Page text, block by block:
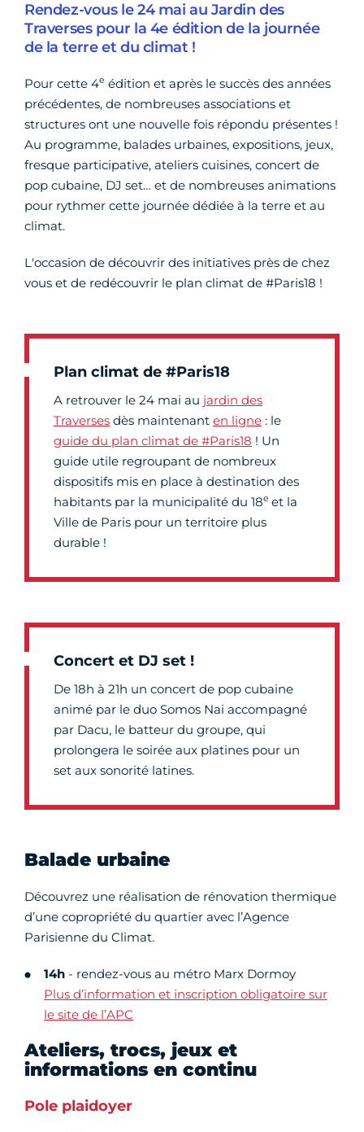
Rendez-vous le 24 mai au Jardin des
Traverses pour la 4e édition de la journée
de la terre et du climat !
Pour cette 4e édition et après le succès des années
précédentes, de nombreuses associations et
structures ont une nouvelle fois répondu présentes !
Au programme, balades urbaines, expositions, jeux,
fresque participative, ateliers cuisines, concert de
pop cubaine, DJ set… et de nombreuses animations
pour rythmer cette journée dédiée à la terre et au
climat.
L'occasion de découvrir des initiatives près de chez
vous et de redécouvrir le plan climat de #Paris18 !
Plan climat de #Paris18
A retrouver le 24 mai au jardin des
Traverses dès maintenant en ligne : le
guide du plan climat de #Paris18 ! Un
guide utile regroupant de nombreux
dispositifs mis en place à destination des
habitants par la municipalité du 18e et la
Ville de Paris pour un territoire plus
durable !
Concert et DJ set !
De 18h à 21h un concert de pop cubaine
animé par le duo Somos Nai accompagné
par Dacu, le batteur du groupe, qui
prolongera le soirée aux platines pour un
set aux sonorité latines.
Balade urbaine
Découvrez une réalisation de rénovation thermique
d’une copropriété du quartier avec l’Agence
Parisienne du Climat.
14h - rendez-vous au métro Marx Dormoy
Plus d’information et inscription obligatoire sur
le site de l’APC
Ateliers, trocs, jeux et
informations en continu
Pole plaidoyer